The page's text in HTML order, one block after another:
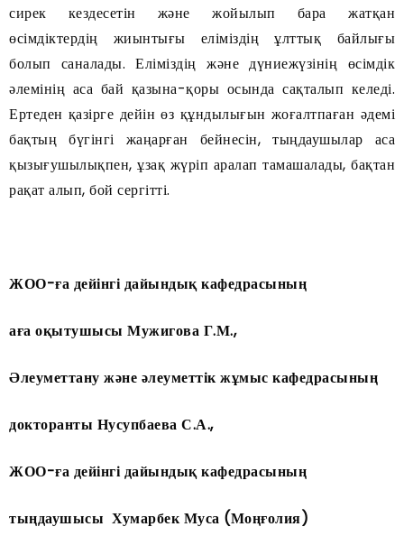
сирек кездесетін және жойылып бара жатқан
өсімдіктердің жиынтығы еліміздің ұлттық байлығы
болып саналады. Еліміздің және дүниежүзінің өсімдік
әлемінің аса бай қазына-қоры осында сақталып келеді.
Ертеден қазірге дейін өз құндылығын жоғалтпаған әдемі
бақтың бүгінгі жаңарған бейнесін, тыңдаушылар аса
қызығушылықпен, ұзақ жүріп аралап тамашалады, бақтан
рақат алып, бой сергітті.
ЖОО-ға дейінгі дайындық кафедрасының
аға оқытушысы Мужигова Г.М.,
Әлеуметтану және әлеуметтік жұмыс кафедрасының
докторанты Нусупбаева С.А.,
ЖОО-ға дейінгі дайындық кафедрасының
тыңдаушысы Хумарбек Муса (Моңғолия)